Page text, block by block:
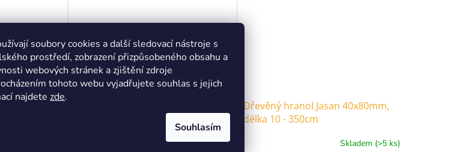
soubory cookies a další sledovací nástroje s
prostředí, zobrazení přizpůsobeného obsahu a
webových stránek a zjištění zdroje
tohoto webu vyjadřujete souhlas s jejich
najdete zde.
Souhlasím
40x60mm,
Skladem (>5 ks)
Dřevěný hranol Jasan 40x80mm,
délka 10 - 350cm
Skladem (>5 ks)